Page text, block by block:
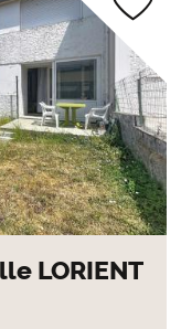
LORIENT